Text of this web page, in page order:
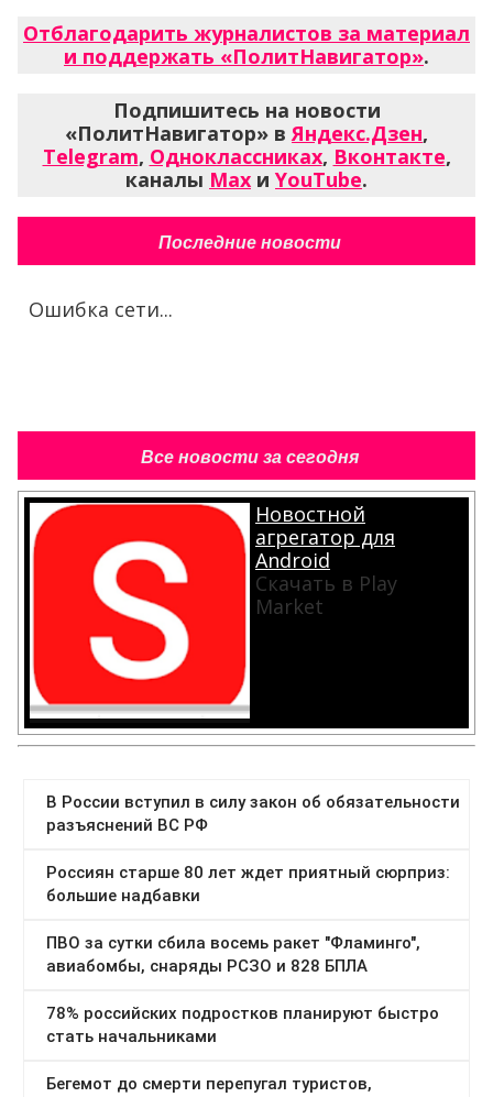
Отблагодарить журналистов за материал
и поддержать «ПолитНавигатор».
Подпишитесь на новости
«ПолитНавигатор» вЯндекс.Дзен,
Telegram, Одноклассниках, Вконтакте,
каналы Max и YouTube.
Последние новости
Ошибка сети...
Все новости за сегодня
Новостной
агрегатор для
Android
Скачать в Play
Market